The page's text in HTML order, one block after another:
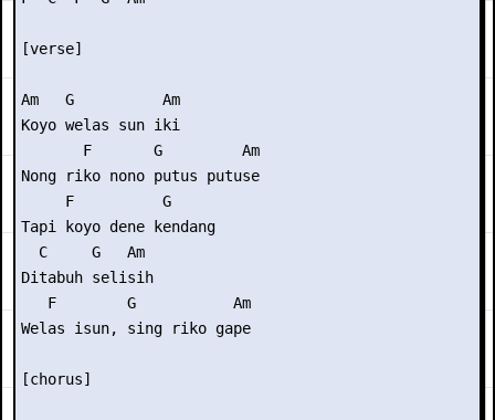
[verse]
Am   G          Am
Koyo welas sun iki
       F       G         Am
Nong riko nono putus putuse
     F          G
Tapi koyo dene kendang
  C     G   Am
Ditabuh selisih
   F        G           Am
Welas isun, sing riko gape
[chorus]